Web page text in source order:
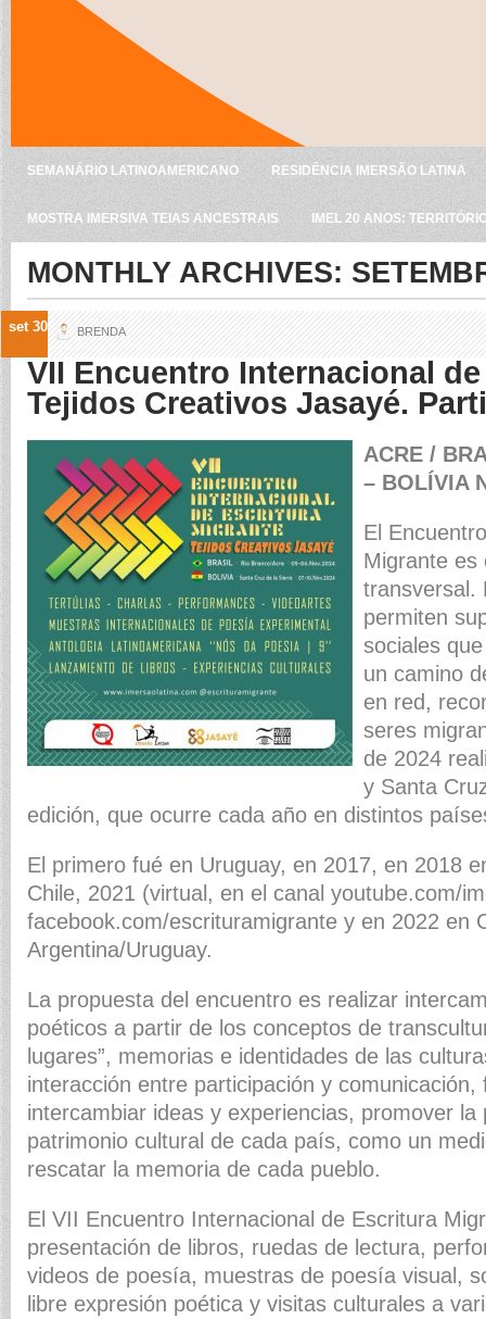
SEMANÁRIO LATINOAMERICANO RESIDÊNCIA IMERSÃO LATINA
MOSTRA IMERSIVA TEIAS ANCESTRAIS IMEL 20 ANOS:
MONTHLY ARCHIVES:
set 30 BRENDA
VII Encuentro Internacional
Tejidos Creativos Jasayé.
ACRE /
– BOLÍVIA
El
Migrante es
transversal.
permiten
sociales
un camino
en red,
seres
de 2024
y Santa
edición, que ocurre cada año en distintos
El primero fué en Uruguay, en 2017, en 2018
Chile, 2021 (virtual, en el canal youtube.com/
facebook.com/escrituramigrante y en 2022 en
Argentina/Uruguay.
La propuesta del encuentro es realizar
poéticos a partir de los conceptos de
lugares”, memorias e identidades de las
interacción entre participación y
intercambiar ideas y experiencias, promover la
patrimonio cultural de cada país, como un
rescatar la memoria de cada pueblo.
El VII Encuentro Internacional de Escritura
presentación de libros, ruedas de lectura,
videos de poesía, muestras de poesía visual,
libre expresión poética y visitas culturales a